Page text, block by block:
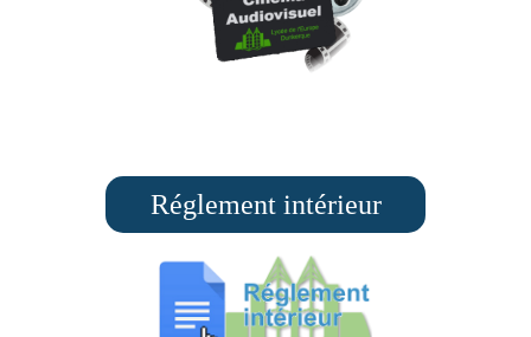
Réglement intérieur